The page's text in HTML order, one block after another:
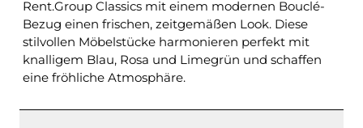
Rent.Group Classics mit einem modernen Bouclé-
Bezug einen frischen, zeitgemäßen Look. Diese
stilvollen Möbelstücke harmonieren perfekt mit
knalligem Blau, Rosa und Limegrün und schaffen
eine fröhliche Atmosphäre.